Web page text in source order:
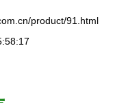
product/91.html